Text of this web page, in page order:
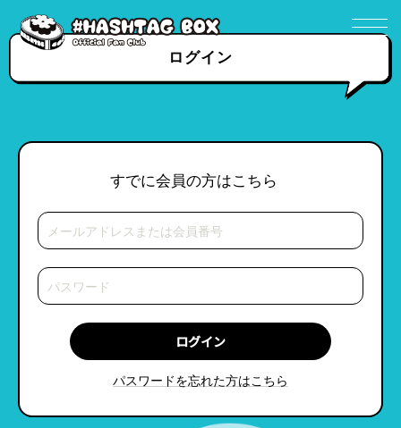
ログイン
すでに会員の方はこちら
パスワードを忘れた方はこちら